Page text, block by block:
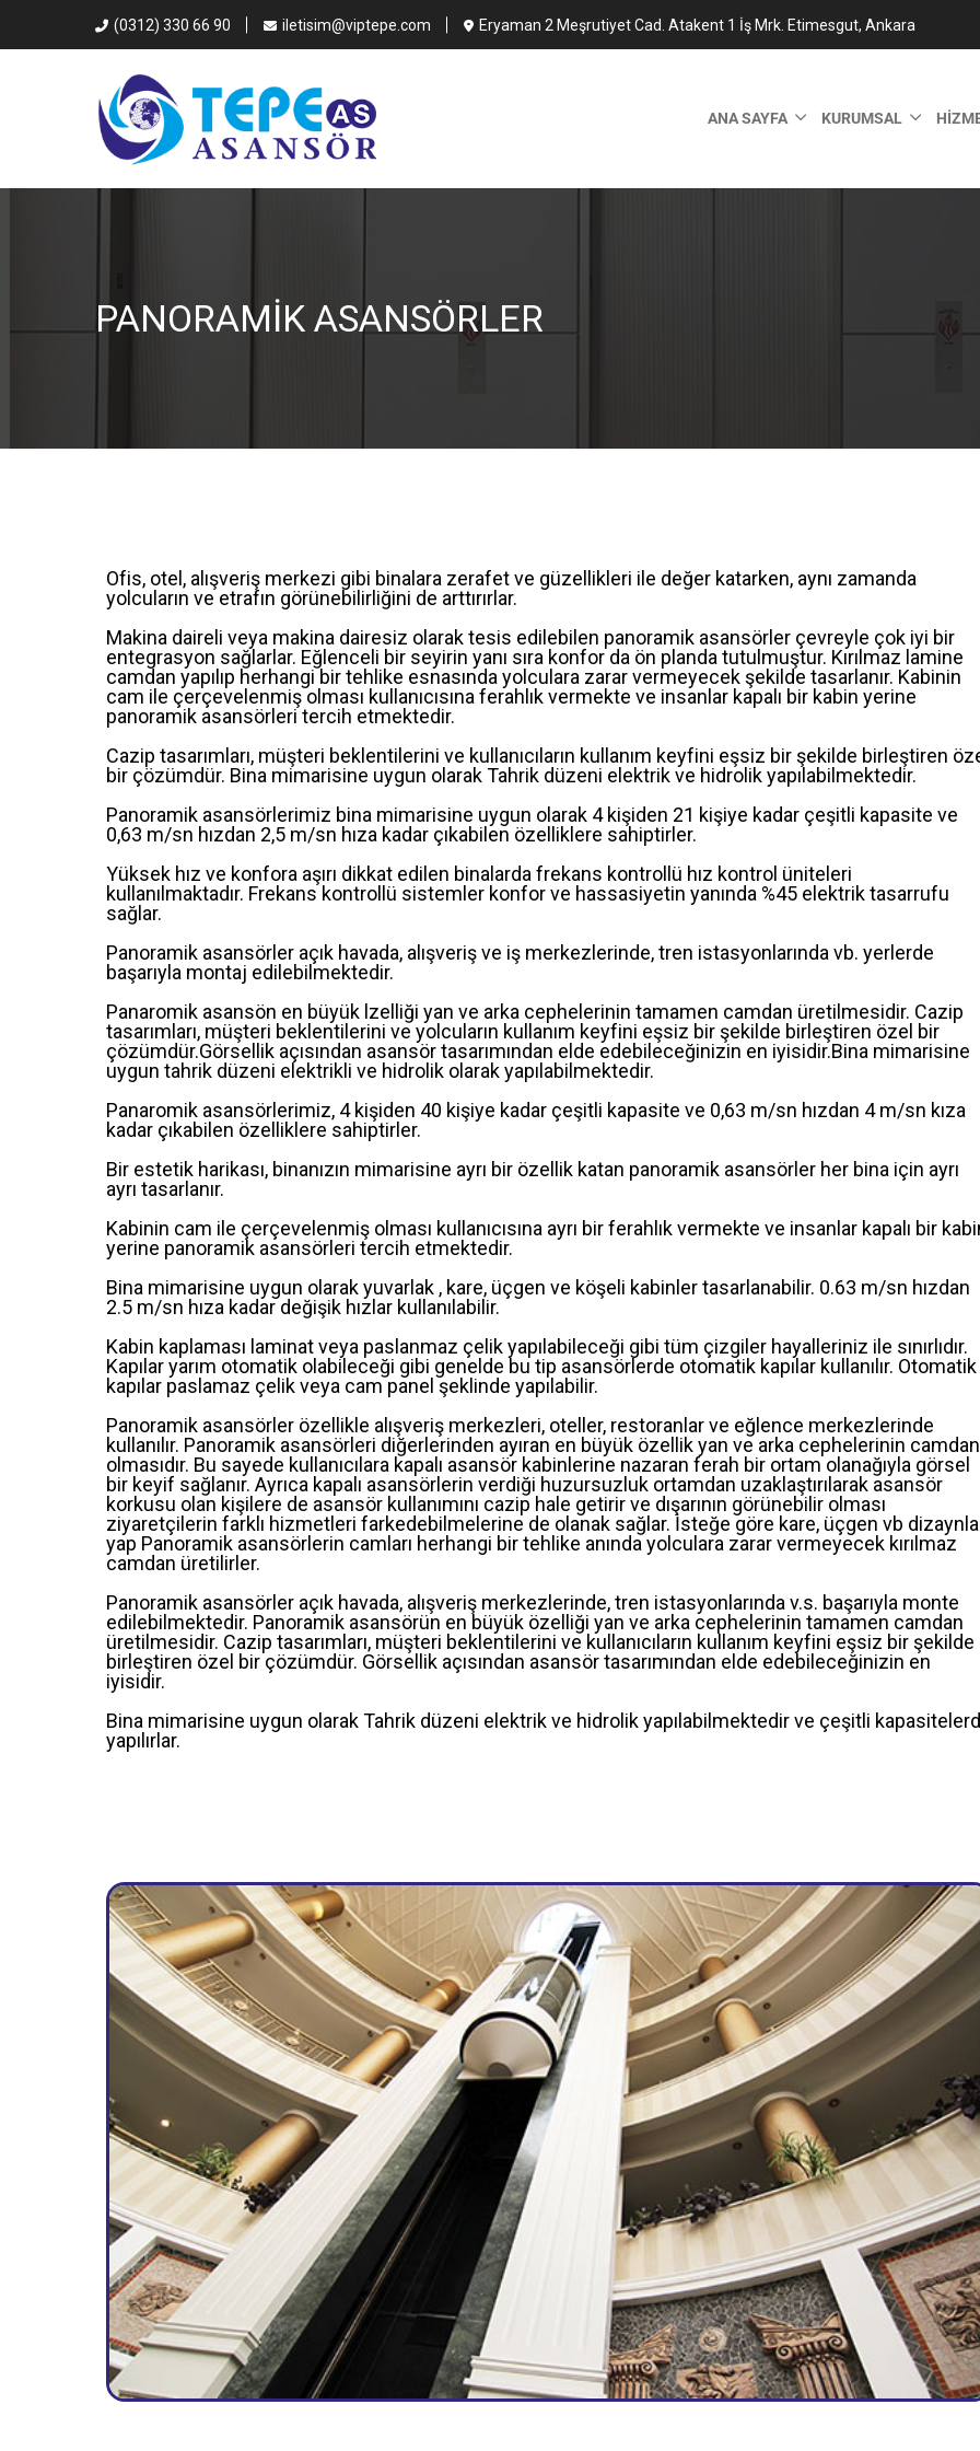
(0312) 330 66 90 iletisim@viptepe.com Eryaman 2 Meşrutiyet Cad. Atakent 1 İş Mrk. Etimesgut, Ankara
ANA SAYFA KURUMSAL
PANORAMIK ASANSÖRLER
Ofis, otel, alışveriş merkezi gibi binalara zerafet ve güzellikleri ile değer katarken, aynı zamanda
yolcuların ve etrafın görünebilirliğini de arttırırlar.
Makina daireli veya makina dairesiz olarak tesis edilebilen panoramik asansörler çevreyle çok iyi bir
entegrasyon sağlarlar. Eğlenceli bir seyirin yanı sıra konfor da ön planda tutulmuştur. Kırılmaz lamine
camdan yapılıp herhangi bir tehlike esnasında yolculara zarar vermeyecek şekilde tasarlanır. Kabinin
cam ile çerçevelenmiş olması kullanıcısına ferahlık vermekte ve insanlar kapalı bir kabin yerine
panoramik asansörleri tercih etmektedir.
Cazip tasarımları, müşteri beklentilerini ve kullanıcıların kullanım keyfini eşsiz bir şekilde birleştiren
bir çözümdür. Bina mimarisine uygun olarak Tahrik düzeni elektrik ve hidrolik yapılabilmektedir.
Panoramik asansörlerimiz bina mimarisine uygun olarak 4 kişiden 21 kişiye kadar çeşitli kapasite ve
0,63 m/sn hızdan 2,5 m/sn hıza kadar çıkabilen özelliklere sahiptirler.
Yüksek hız ve konfora aşırı dikkat edilen binalarda frekans kontrollü hız kontrol üniteleri
kullanılmaktadır. Frekans kontrollü sistemler konfor ve hassasiyetin yanında %45 elektrik tasarrufu
sağlar.
Panoramik asansörler açık havada, alışveriş ve iş merkezlerinde, tren istasyonlarında vb. yerlerde
başarıyla montaj edilebilmektedir.
Panaromik asansön en büyük lzelliği yan ve arka cephelerinin tamamen camdan üretilmesidir. Cazip
tasarımları, müşteri beklentilerini ve yolcuların kullanım keyfini eşsiz bir şekilde birleştiren özel bir
çözümdür.Görsellik açısından asansör tasarımından elde edebileceğinizin en iyisidir.Bina mimarisine
uygun tahrik düzeni elektrikli ve hidrolik olarak yapılabilmektedir.
Panaromik asansörlerimiz, 4 kişiden 40 kişiye kadar çeşitli kapasite ve 0,63 m/sn hızdan 4 m/sn kıza
kadar çıkabilen özelliklere sahiptirler.
Bir estetik harikası, binanızın mimarisine ayrı bir özellik katan panoramik asansörler her bina için ayrı
ayrı tasarlanır.
Kabinin cam ile çerçevelenmiş olması kullanıcısına ayrı bir ferahlık vermekte ve insanlar kapalı bir
yerine panoramik asansörleri tercih etmektedir.
Bina mimarisine uygun olarak yuvarlak , kare, üçgen ve köşeli kabinler tasarlanabilir. 0.63 m/sn hızdan
2.5 m/sn hıza kadar değişik hızlar kullanılabilir.
Kabin kaplaması laminat veya paslanmaz çelik yapılabileceği gibi tüm çizgiler hayalleriniz ile sınırlıdır.
Kapılar yarım otomatik olabileceği gibi genelde bu tip asansörlerde otomatik kapılar kullanılır. Otomatik
kapılar paslamaz çelik veya cam panel şeklinde yapılabilir.
Panoramik asansörler özellikle alışveriş merkezleri, oteller, restoranlar ve eğlence merkezlerinde
kullanılır. Panoramik asansörleri diğerlerinden ayıran en büyük özellik yan ve arka cephelerinin camdan
olmasıdır. Bu sayede kullanıcılara kapalı asansör kabinlerine nazaran ferah bir ortam olanağıyla görsel
bir keyif sağlanır. Ayrıca kapalı asansörlerin verdiği huzursuzluk ortamdan uzaklaştırılarak asansör
korkusu olan kişilere de asansör kullanımını cazip hale getirir ve dışarının görünebilir olması
ziyaretçilerin farklı hizmetleri farkedebilmelerine de olanak sağlar. İsteğe göre kare, üçgen vb
yap Panoramik asansörlerin camları herhangi bir tehlike anında yolculara zarar vermeyecek kırılmaz
camdan üretilirler.
Panoramik asansörler açık havada, alışveriş merkezlerinde, tren istasyonlarında v.s. başarıyla monte
edilebilmektedir. Panoramik asansörün en büyük özelliği yan ve arka cephelerinin tamamen camdan
üretilmesidir. Cazip tasarımları, müşteri beklentilerini ve kullanıcıların kullanım keyfini eşsiz bir şekilde
birleştiren özel bir çözümdür. Görsellik açısından asansör tasarımından elde edebileceğinizin en
iyisidir.
Bina mimarisine uygun olarak Tahrik düzeni elektrik ve hidrolik yapılabilmektedir ve çeşitli
yapılırlar.